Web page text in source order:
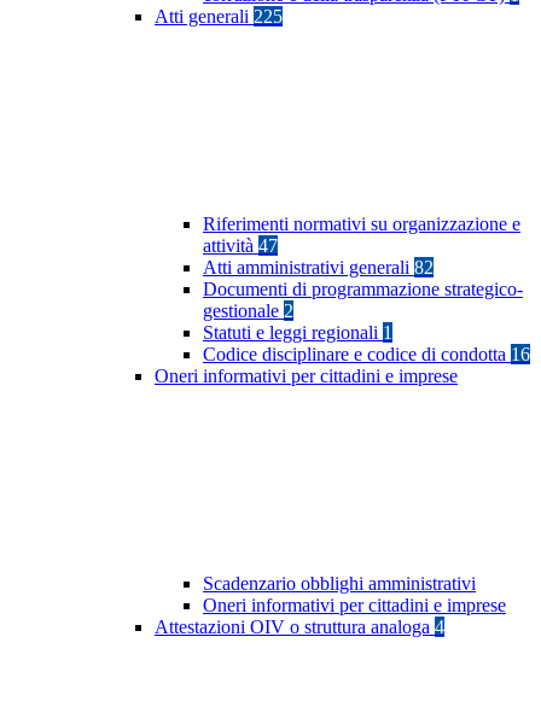
Atti generali 225
Riferimenti normativi su organizzazione e
attività 47
Atti amministrativi generali 82
Documenti di programmazione strategico-
gestionale 2
Statuti e leggi regionali 1
Codice disciplinare e codice di condotta 16
Oneri informativi per cittadini e imprese
Scadenzario obblighi amministrativi
Oneri informativi per cittadini e imprese
Attestazioni OIV o struttura analoga 4